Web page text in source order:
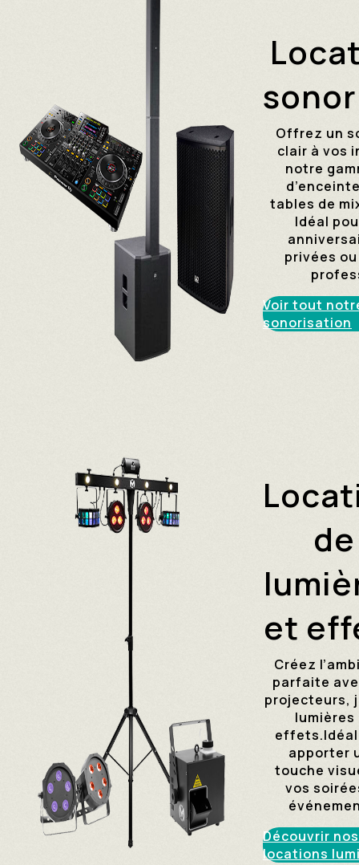
Offrez un
clair à vos
notre
tables de
Idéal
privées
Voir tout
sonorisation
de
et
Créez
parfaite
projecteurs,
lumières
apporter
touche
vos
Découvrir nos
locations